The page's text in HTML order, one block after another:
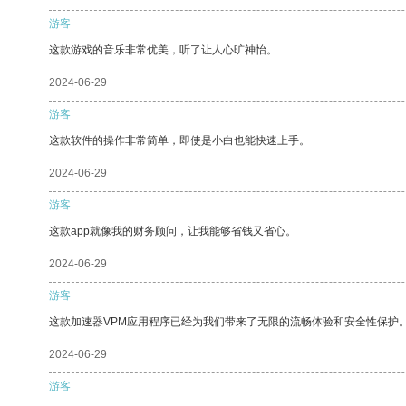
游客
这款游戏的音乐非常优美，听了让人心旷神怡。
2024-06-29
游客
这款软件的操作非常简单，即使是小白也能快速上手。
2024-06-29
游客
这款app就像我的财务顾问，让我能够省钱又省心。
2024-06-29
游客
这款加速器VPM应用程序已经为我们带来了无限的流畅体验和安全性保护
2024-06-29
游客